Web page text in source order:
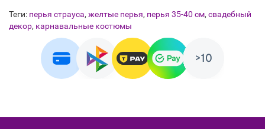
Теги: перья страуса, желтые перья, перья 35-40 см, свадебный
декор, карнавальные костюмы